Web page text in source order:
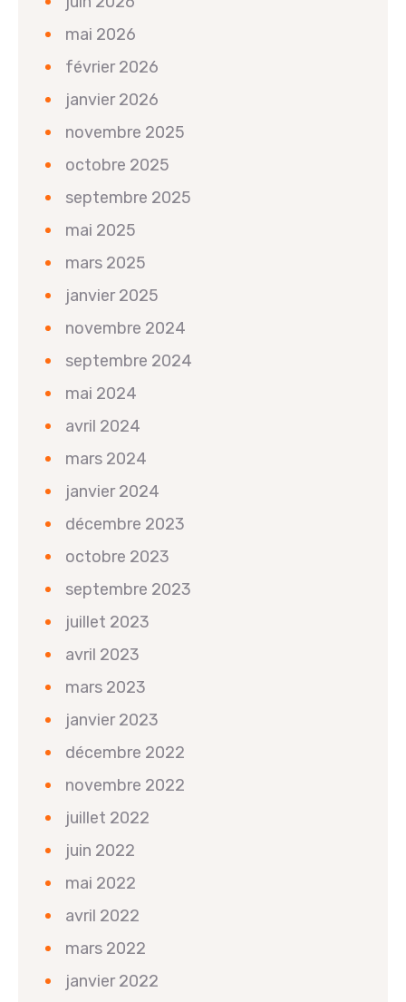
mai 2026
février 2026
janvier 2026
novembre 2025
octobre 2025
septembre 2025
mai 2025
mars 2025
janvier 2025
novembre 2024
septembre 2024
mai 2024
avril 2024
mars 2024
janvier 2024
décembre 2023
octobre 2023
septembre 2023
juillet 2023
avril 2023
mars 2023
janvier 2023
décembre 2022
novembre 2022
juillet 2022
juin 2022
mai 2022
avril 2022
mars 2022
janvier 2022